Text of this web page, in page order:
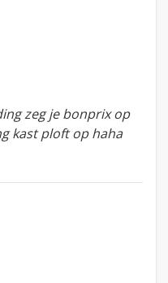
zeg je bonprix op
kast ploft op haha